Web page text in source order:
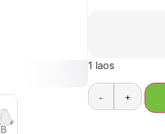
1 laos
- +